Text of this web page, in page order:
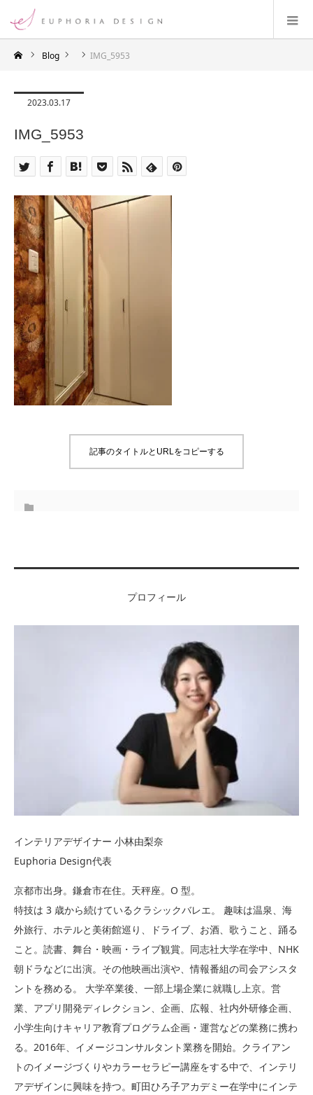
Blog IMG_5953
2023.03.17
IMG_5953
記事のタイトルとURLをコピーする
プロフィール
インテリアデザイナー 小林由梨奈
Euphoria Design代表
京都市出身。鎌倉市在住。天秤座。O 型。
特技は 3 歳から続けているクラシックバレエ。 趣味は温泉、海
外旅行、ホテルと美術館巡り、ドライブ、お酒、歌うこと、踊る
こと。読書、舞台・映画・ライブ観賞。同志社大学在学中、NHK
朝ドラなどに出演。その他映画出演や、情報番組の司会アシスタ
ントを務める。 大学卒業後、一部上場企業に就職し上京。営
業、アプリ開発ディレクション、企画、広報、社内外研修企画、
小学生向けキャリア教育プログラム企画・運営などの業務に携わ
る。2016年、イメージコンサルタント業務を開始。クライアン
トのイメージづくりやカラーセラピー講座をする中で、インテリ
アデザインに興味を持つ。町田ひろ子アカデミー在学中にインテ